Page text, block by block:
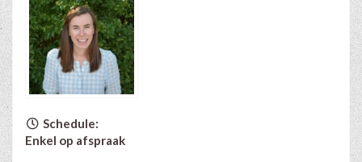
Schedule:
Enkel op afspraak